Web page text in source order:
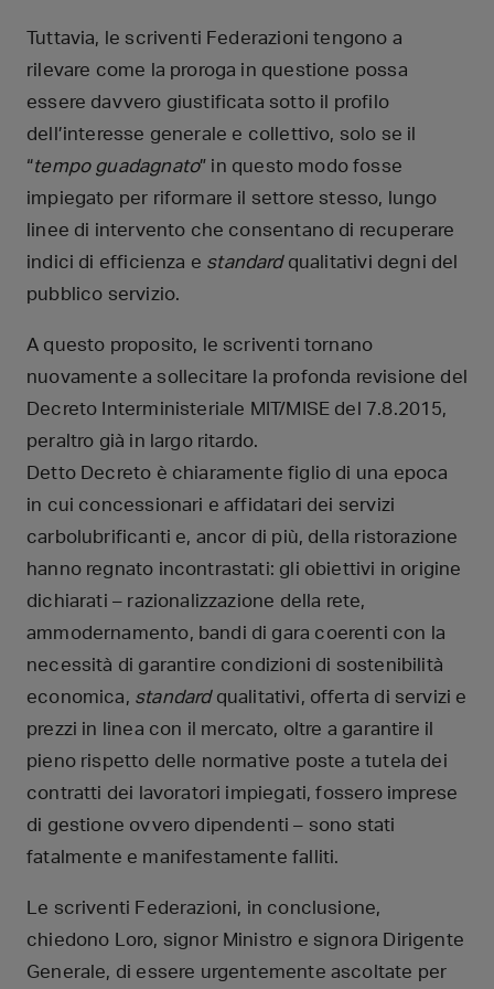
Tuttavia, le scriventi Federazioni tengono a
rilevare come la proroga in questione possa
essere davvero giustificata sotto il profilo
dell’interesse generale e collettivo, solo se il
“tempo guadagnato” in questo modo fosse
impiegato per riformare il settore stesso, lungo
linee di intervento che consentano di recuperare
indici di efficienza e standardqualitativi degni del
pubblico servizio.
A questo proposito, le scriventi tornano
nuovamente a sollecitare la profonda revisione del
Decreto Interministeriale MIT/MISE del 7.8.2015,
peraltro già in largo ritardo.
Detto Decreto è chiaramente figlio di una epoca
in cui concessionari e affidatari dei servizi
carbolubrificanti e, ancor di più, della ristorazione
hanno regnato incontrastati: gli obiettivi in origine
dichiarati – razionalizzazione della rete,
ammodernamento, bandi di gara coerenti con la
necessità di garantire condizioni di sostenibilità
economica, standardqualitativi, offerta di servizi e
prezzi in linea con il mercato, oltre a garantire il
pieno rispetto delle normative poste a tutela dei
contratti dei lavoratori impiegati, fossero imprese
di gestione ovvero dipendenti – sono stati
fatalmente e manifestamente falliti.
Le scriventi Federazioni, in conclusione,
chiedono Loro, signor Ministro e signora Dirigente
Generale, di essere urgentemente ascoltate per